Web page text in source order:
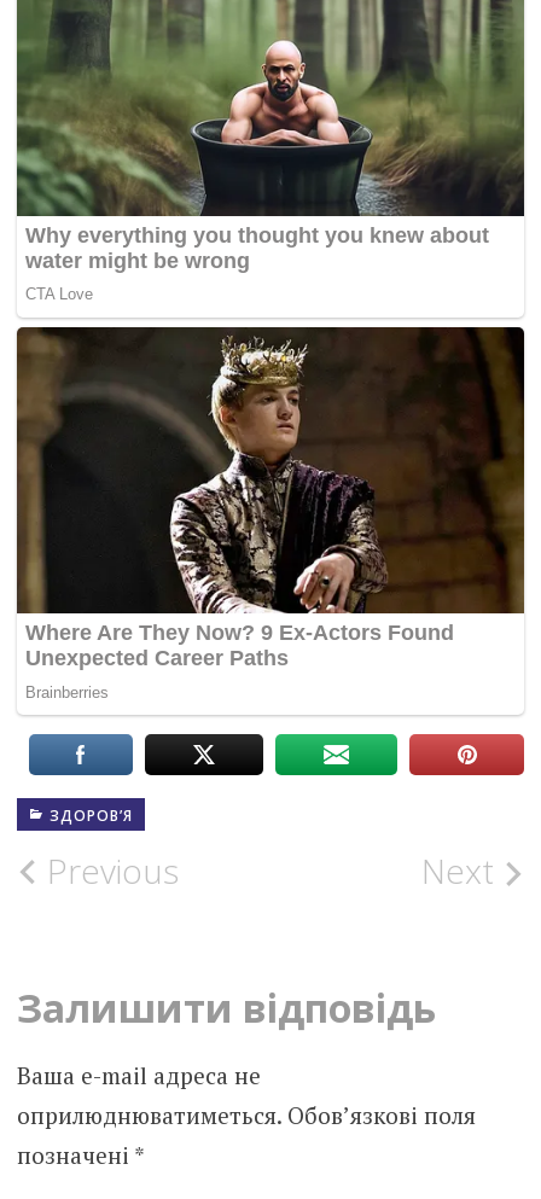
ЗДОРОВ’Я
Post
Previous Next
Залишити відповідь
Ваша e-mail адреса не
оприлюднюватиметься. Обов’язкові поля
позначені *